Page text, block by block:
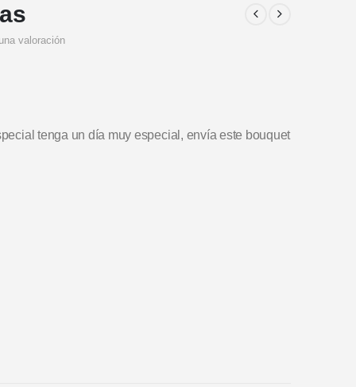
valoración
tenga un día muy especial, envía este bouquet